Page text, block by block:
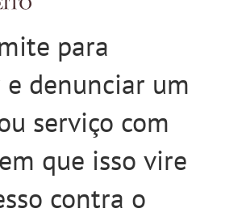
para
denunciar um
serviço com
que isso vire
contra o